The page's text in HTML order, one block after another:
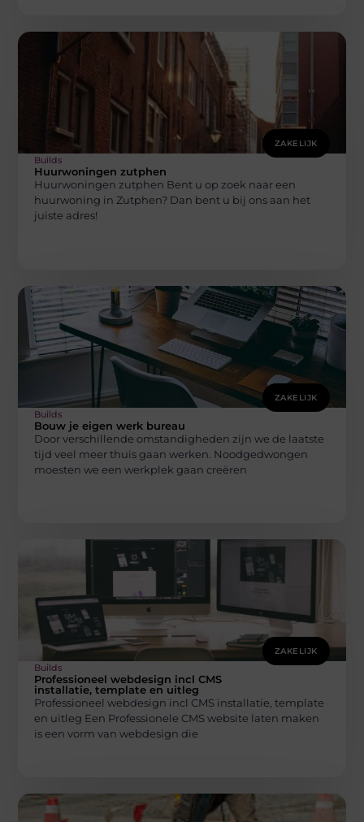
ZAKELIJK
Builds
Huurwoningen zutphen
Huurwoningen zutphen Bent u op zoek naar een
huurwoning in Zutphen? Dan bent u bij ons aan het
juiste adres!
ZAKELIJK
Builds
Bouw je eigen werk bureau
Door verschillende omstandigheden zijn we de laatste
tijd veel meer thuis gaan werken. Noodgedwongen
moesten we een werkplek gaan creëren
ZAKELIJK
Builds
Professioneel webdesign incl CMS
installatie, template en uitleg
Professioneel webdesign incl CMS installatie, template
en uitleg Een Professionele CMS website laten maken
is een vorm van webdesign die